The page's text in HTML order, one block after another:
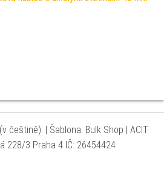
češtině). Šablona: Bulk Shop
| ACIT
228/3 Praha 4 IČ: 26454424